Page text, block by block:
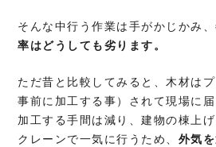
そんな中行う作業は手がかじかみ、
率はどうしても劣ります。
ただ昔と比較してみると、木材は
事前に加工する事）されて現場に
加工する手間は減り、建物の棟上
クレーンで一気に行うため、 外気